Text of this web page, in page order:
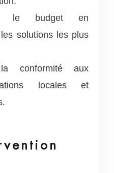
le budget en
solutions les plus
conformité aux
locales et